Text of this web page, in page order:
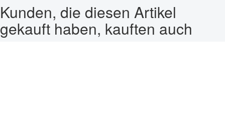
Kunden, die diesen Artikel
gekauft haben, kauften auch